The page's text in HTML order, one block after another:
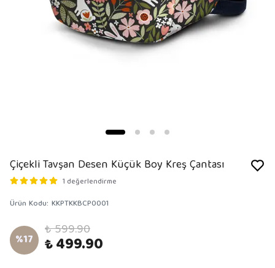
Çiçekli Tavşan Desen Küçük Boy Kreş Çantası
1 değerlendirme
Ürün Kodu: KKPTKKBCP0001
%17 ₺ 599.90
₺ 499.90